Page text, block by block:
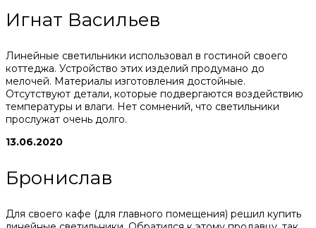
Игнат Васильев
Линейные светильники использовал в гостиной своего
коттеджа. Устройство этих изделий продумано до
мелочей. Материалы изготовления достойные.
Отсутствуют детали, которые подвергаются воздействию
температуры и влаги. Нет сомнений, что светильники
прослужат очень долго.
13.06.2020
Бронислав
Для своего кафе (для главного помещения) решил купить